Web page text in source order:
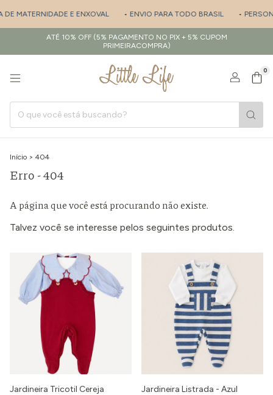
MATERNIDADE E ENXOVAL • ENVIO PARA TODO BRASIL •
ATÉ 10% OFF (5% PAGAMENTO NO PIX + 5% CUPOM
PRIMEIRACOMPRA)
0
Início > 404
Erro - 404
A página que você está procurando não existe.
Talvez você se interesse pelos seguintes produtos.
Jardineira Tricotil Cereja Jardineira Listrada - Azul